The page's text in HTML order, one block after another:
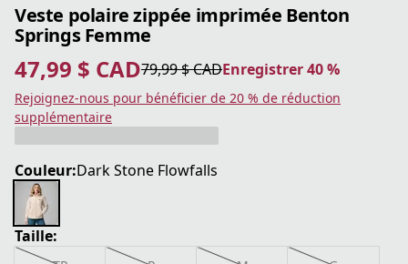
Veste polaire zippée imprimée Benton
Springs Femme
47,99 $ CAD
prix actuel 47,99 $ CAD79,99 $ CAD
prix original 79,99 $ CAD Enregistrer 40 %
Enregistrer 40 %
Rejoignez-nous pour bénéficier de 20 % de réduction
supplémentaire
Couleur:Dark Stone Flowfalls
Taille: